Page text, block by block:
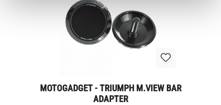
MOTOGADGET - TRIUMPH M.VIEW BAR
ADAPTER